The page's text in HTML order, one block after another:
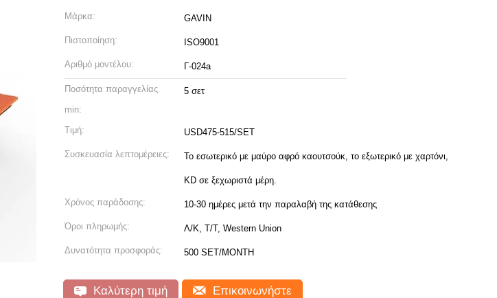
Μάρκα: GAVIN
Πιστοποίηση: ISO9001
Αριθμό μοντέλου: Γ-024a
Ποσότητα παραγγελίας
min:
5 σετ
Τιμή: USD475-515/SET
Συσκευασία λεπτομέρειες: Το εσωτερικό με μαύρο αφρό καουτσούκ, το εξωτερικό με χαρτόνι,
KD σε ξεχωριστά μέρη.
Χρόνος παράδοσης: 10-30 ημέρες μετά την παραλαβή της κατάθεσης
Όροι πληρωμής: Λ/Κ, Τ/Τ, Western Union
Δυνατότητα προσφοράς: 500 SET/MONTH
Καλύτερη τιμή Επικοινωνήστε